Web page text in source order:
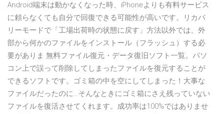
Android端末は動かなくなった時、iPhoneよりも有料サービス
に頼らなくても自分で回復できる可能性が高いです。リカバ
リーモードで「工場出荷時の状態に戻す」方法以外では、外
部から何かのファイルをインストール（フラッシュ）する必
要がありま 無料ファイル復元・データ復旧ソフト一覧。パソ
コン上で誤って削除してしまったファイルを復元することが
できるソフトです。ゴミ箱の中を空にしてしまった！大事な
ファイルだったのに…そんなときにゴミ箱にさえ残っていない
ファイルを復活させてくれます。成功率は100%ではありませ